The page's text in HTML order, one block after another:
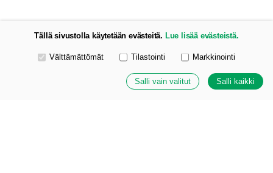
Tällä sivustolla käytetään evästeitä. Lue lisää evästeistä.
Valitse käytettävät evästeet
Välttämättömät Tilastointi Markkinointi
Salli vain valitut Salli kaikki